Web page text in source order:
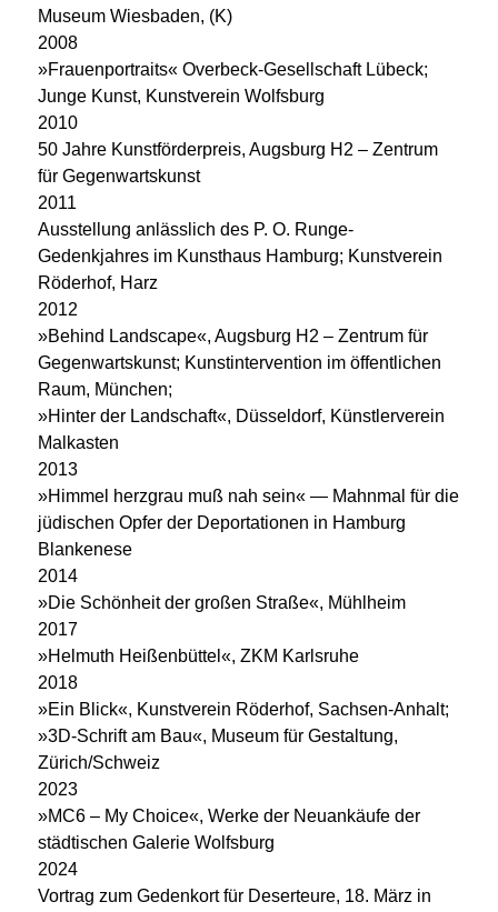
Museum Wiesbaden, (K)
2008
»Frauenportraits« Overbeck-Gesellschaft Lübeck;
Junge Kunst, Kunstverein Wolfsburg
2010
50 Jahre Kunstförderpreis, Augsburg H2 – Zentrum
für Gegenwartskunst
2011
Ausstellung anlässlich des P. O. Runge-
Gedenkjahres im Kunsthaus Hamburg; Kunstverein
Röderhof, Harz
2012
»Behind Landscape«, Augsburg H2 – Zentrum für
Gegenwartskunst; Kunstintervention im öffentlichen
Raum, München;
»Hinter der Landschaft«, Düsseldorf, Künstlerverein
Malkasten
2013
»Himmel herzgrau muß nah sein« — Mahnmal für die
jüdischen Opfer der Deportationen in Hamburg
Blankenese
2014
»Die Schönheit der großen Straße«, Mühlheim
2017
»Helmuth Heißenbüttel«, ZKM Karlsruhe
2018
»Ein Blick«, Kunstverein Röderhof, Sachsen-Anhalt;
»3D-Schrift am Bau«, Museum für Gestaltung,
Zürich/Schweiz
2023
»MC6 – My Choice«, Werke der Neuankäufe der
städtischen Galerie Wolfsburg
2024
Vortrag zum Gedenkort für Deserteure, 18. März in